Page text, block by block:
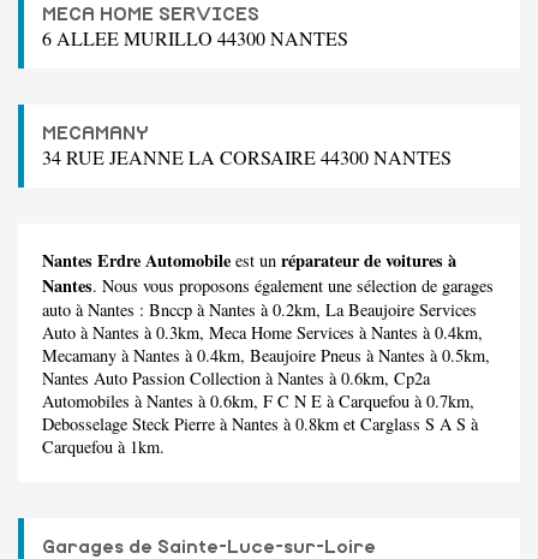
MECA HOME SERVICES
6 ALLEE MURILLO 44300 NANTES
MECAMANY
34 RUE JEANNE LA CORSAIRE 44300 NANTES
Nantes Erdre Automobile est un réparateur de voitures à
Nantes. Nous vous proposons également une sélection de garages
auto à Nantes : Bnccp à Nantes à 0.2km, La Beaujoire Services
Auto à Nantes à 0.3km, Meca Home Services à Nantes à 0.4km,
Mecamany à Nantes à 0.4km, Beaujoire Pneus à Nantes à 0.5km,
Nantes Auto Passion Collection à Nantes à 0.6km, Cp2a
Automobiles à Nantes à 0.6km, F C N E à Carquefou à 0.7km,
Debosselage Steck Pierre à Nantes à 0.8km et Carglass S A S à
Carquefou à 1km.
Garages de Sainte-Luce-sur-Loire